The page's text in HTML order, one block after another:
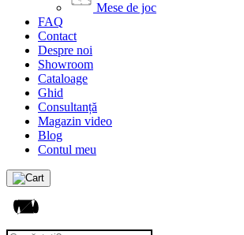
Mese de joc
FAQ
Contact
Despre noi
Showroom
Cataloage
Ghid
Consultanță
Magazin video
Blog
Contul meu